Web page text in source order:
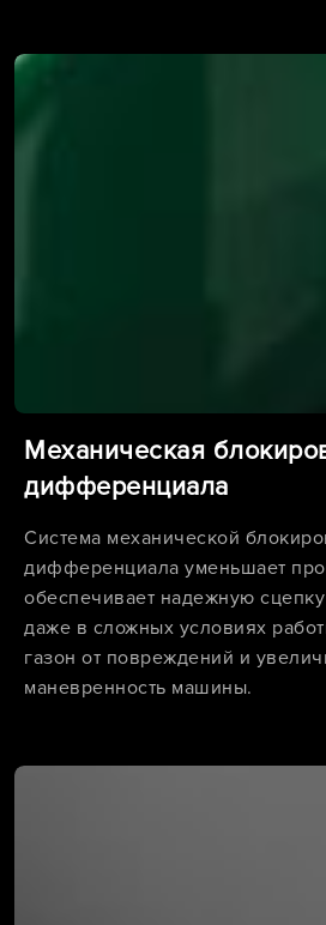
Механическая
дифференциала
Система механической
дифференциала уменьшает
обеспечивает надежную
даже в сложных условиях
газон от повреждений и
маневренность машины.